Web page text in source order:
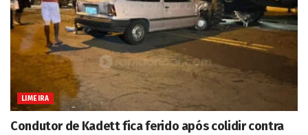
LIMEIRA
Condutor de Kadett fica ferido após colidir contra